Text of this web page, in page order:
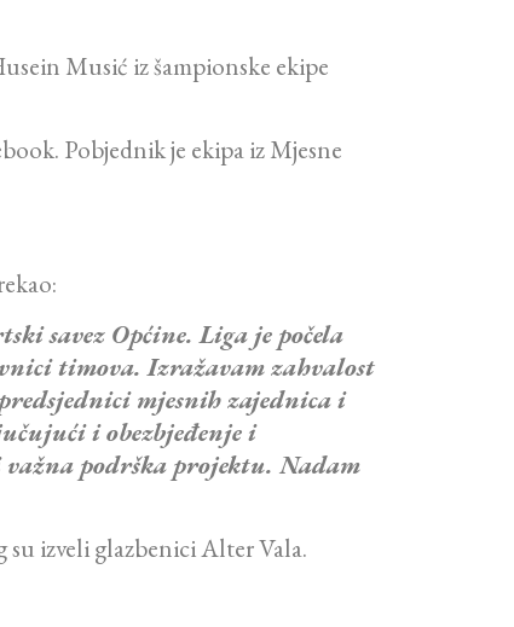
Musić iz šampionske ekipe
Pobjednik je ekipa iz Mjesne
savez Općine. Liga je počela
timova. Izražavam zahvalost
mjesnih zajednica i
i obezbjeđenje i
podrška projektu. Nadam
su izveli glazbenici Alter Vala.